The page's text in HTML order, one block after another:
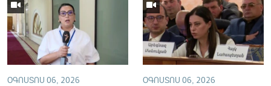
ՕԳՈՍՏՈՍ 06, 2026 ՕԳՈՍՏՈՍ 06, 2026